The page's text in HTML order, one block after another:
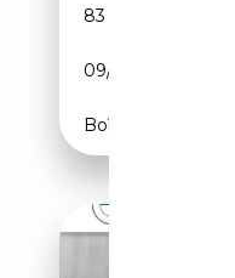
83 700 km
09/2012
Boîte automatique